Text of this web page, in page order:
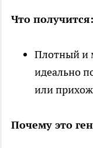
Что получится:
Плотный и
идеально
или
Почему это